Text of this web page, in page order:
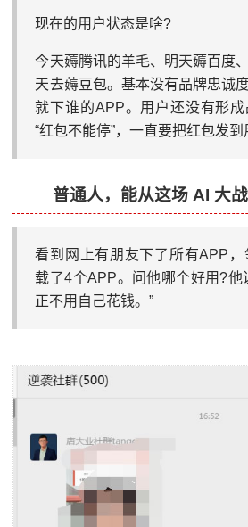
现在的用户状态是啥?
今天薅腾讯的羊毛、明天薅百度
天去薅豆包。基本没有品牌忠诚
就下谁的APP。用户还没有形
“红包不能停”，一直要把红包发到
普通人，能从这场 AI 大
看到网上有朋友下了所有APP
载了4个APP。问他哪个好用?他
正不用自己花钱。”